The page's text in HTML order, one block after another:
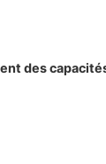
des